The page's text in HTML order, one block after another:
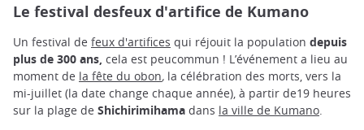
Le festival desfeux d'artifice de Kumano
Un festival de feux d'artifices qui réjouit la population depuis
plus de 300 ans, cela est peucommun ! L’événement a lieu au
moment de la fête du obon, la célébration des morts, vers la
mi-juillet (la date change chaque année), à partir de19 heures
sur la plage de Shichirimihama dans la ville de Kumano.